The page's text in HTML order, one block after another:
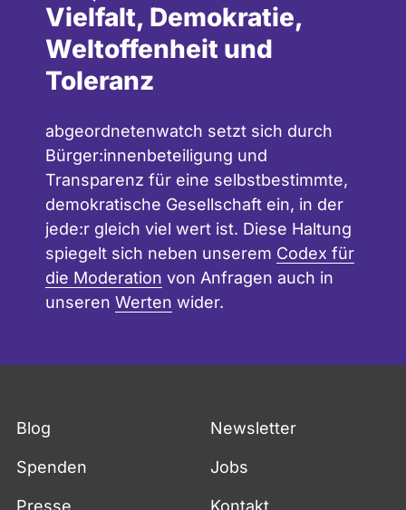
Vielfalt, Demokratie,
Weltoffenheit und
Toleranz
abgeordnetenwatch setzt sich durch
Bürger:innenbeteiligung und
Transparenz für eine selbstbestimmte,
demokratische Gesellschaft ein, in der
jede:r gleich viel wert ist. Diese Haltung
spiegelt sich neben unserem Codex für
die Moderation von Anfragen auch in
unseren Werten wider.
Blog Newsletter
Spenden Jobs
Presse Kontakt